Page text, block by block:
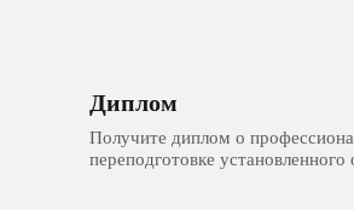
Диплом
Получите диплом о
переподготовке установленного